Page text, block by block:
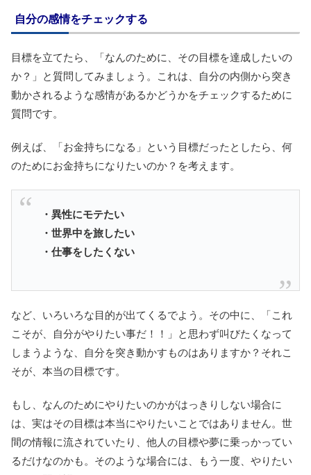
自分の感情をチェックする
目標を立てたら、「なんのために、その目標を達成したいの
か？」と質問してみましょう。これは、自分の内側から突き
動かされるような感情があるかどうかをチェックするために
質問です。
例えば、「お金持ちになる」という目標だったとしたら、何
のためにお金持ちになりたいのか？を考えます。
・異性にモテたい
・世界中を旅したい
・仕事をしたくない
など、いろいろな目的が出てくるでよう。その中に、「これ
こそが、自分がやりたい事だ！！」と思わず叫びたくなって
しまうような、自分を突き動かすものはありますか？それこ
そが、本当の目標です。
もし、なんのためにやりたいのかがはっきりしない場合に
は、実はその目標は本当にやりたいことではありません。世
間の情報に流されていたり、他人の目標や夢に乗っかってい
るだけなのかも。そのような場合には、もう一度、やりたい